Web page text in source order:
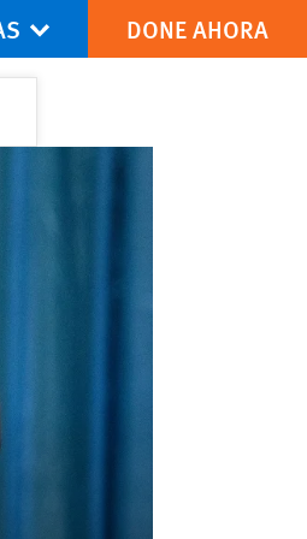
DONE AHORA